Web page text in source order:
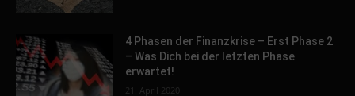
4 Phasen der Finanzkrise – Erst Phase 2
– Was Dich bei der letzten Phase
erwartet!
21. April 2020